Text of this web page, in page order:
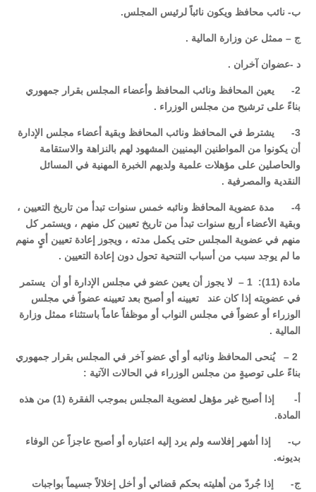
ب- نائب محافظ ويكون نائباً لرئيس المجلس.
ج – ممثل عن وزارة المالية .
د -عضوان آخران .
2- يعين المحافظ ونائب المحافظ وأعضاء المجلس بقرار جمهوري
بناءً على ترشيح من مجلس الوزراء .
3- يشترط في المحافظ ونائب المحافظ وبقية أعضاء مجلس الإدارة
أن يكونوا من المواطنين اليمنيين المشهود لهم بالنزاهة والاستقامة
والحاصلين على مؤهلات علمية ولديهم الخبرة المهنية في المسائل
النقدية والمصرفية .
4- مدة عضوية المحافظ ونائبه خمس سنوات تبدأ من تاريخ التعيين ،
وبقية الأعضاء أربع سنوات تبدأ من تاريخ تعيين كل منهم ، ويستمر كل
منهم في عضوية المجلس حتى يكمل مدته ، ويجوز إعادة تعيين أيٍ منهم
ما لم يوجد سبب من أسباب التنحية تحول دون إعادة التعيين .
مادة (11): 1 – لا يجوز أن يعين عضو في مجلس الإدارة أو أن يستمر
في عضويته إذا كان عند تعيينه أو أصبح بعد تعيينه عضواً في مجلس
الوزراء أو عضواً في مجلس النواب أو موظفاً عاماً باستثناء ممثل وزارة
المالية .
2 – يُنحى المحافظ ونائبه أو أي عضو آخر في المجلس بقرار جمهوري
بناءً على توصيةٍ من مجلس الوزراء في الحالات الآتية :
‌أ- إذا أصبح غير مؤهل لعضوية المجلس بموجب الفقرة (1) من هذه
المادة.
‌ب- إذا أشهر إفلاسه ولم يرد إليه اعتباره أو أصبح عاجزاً عن الوفاء
بديونه.
‌ج- إذا جُردّ من أهليته بحكم قضائي أو أخل إخلالاً جسيماً بواجبات